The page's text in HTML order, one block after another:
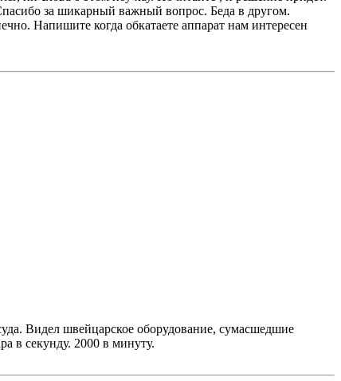
за шикарный важный вопрос. Беда в другом.
Напишите когда обкатаете аппарат нам интересен
Видел швейцарское оборудование, сумасшедшие
в секунду. 2000 в минуту.